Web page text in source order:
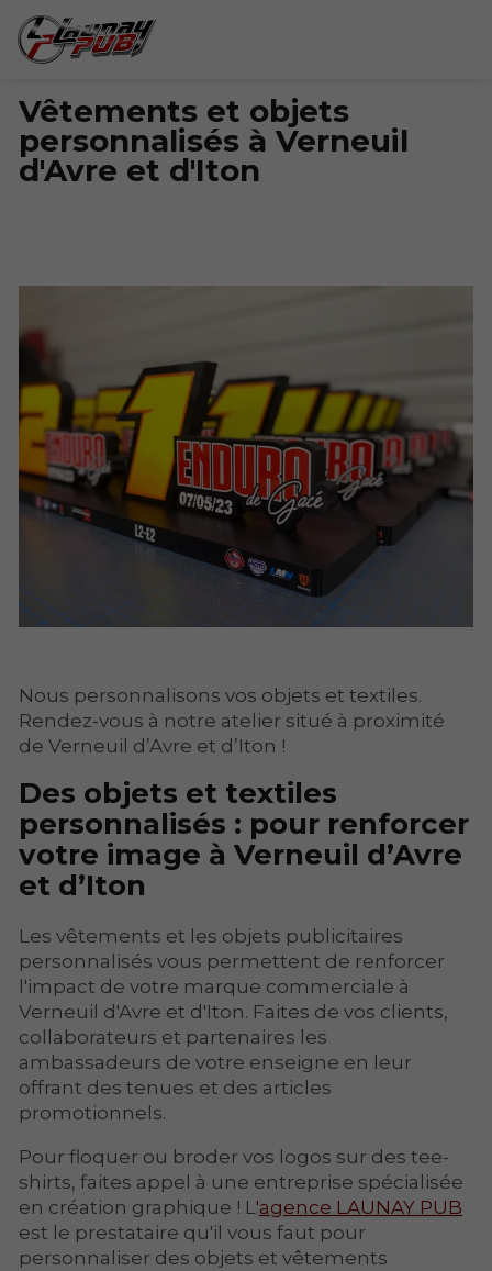
Vêtements et objets
personnalisés à Verneuil
d'Avre et d'Iton
Nous personnalisons vos objets et textiles.
Rendez-vous à notre atelier situé à proximité
de Verneuil d’Avre et d’Iton !
Des objets et textiles
personnalisés : pour renforcer
votre image à Verneuil d’Avre
et d’Iton
Les vêtements et les objets publicitaires
personnalisés vous permettent de renforcer
l'impact de votre marque commerciale à
Verneuil d'Avre et d'Iton. Faites de vos clients,
collaborateurs et partenaires les
ambassadeurs de votre enseigne en leur
offrant des tenues et des articles
promotionnels.
Pour floquer ou broder vos logos sur des tee-
shirts, faites appel à une entreprise spécialisée
en création graphique ! L'agence LAUNAY PUB
est le prestataire qu'il vous faut pour
personnaliser des objets et vêtements